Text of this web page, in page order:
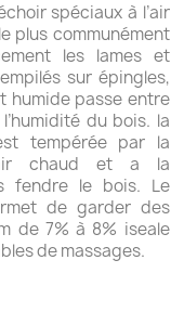
spéciaux à l’air
plus communément
les lames et
sur épingles,
humide passe entre
du bois. la
tempérée par la
chaud et a la
fendre le bois. Le
de garder des
de 7% à 8% iseale
de massages.